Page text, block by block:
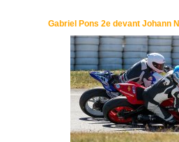
Gabriel Pons 2e devant Johann